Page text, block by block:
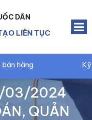
DÂN
LIÊN TỤC
Kỹ năng
03/2024
QUẢN